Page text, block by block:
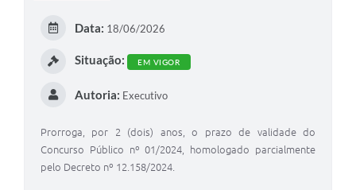
Turismo
Galeria de Vídeos
Conselhos Municipais
Data: 18/06/2026
Situação: EM VIGOR
Autoria: Executivo
Prorroga, por 2 (dois) anos, o prazo de validade do
Concurso Público nº 01/2024, homologado parcialmente
pelo Decreto nº 12.158/2024.